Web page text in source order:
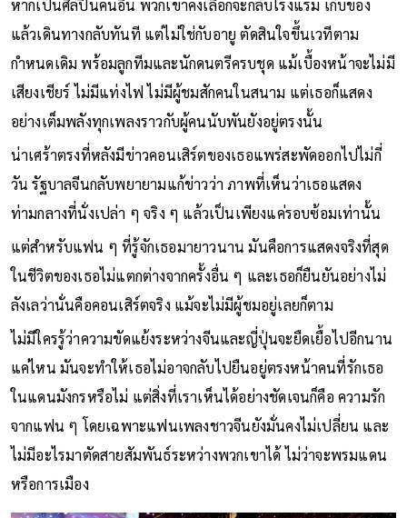
ปัญหาทางการเมือง และต้องคืนเงินให้กับแฟน ๆ ทุกคน
หากเป็นศิลปินคนอื่น พวกเขาคงเลือกจะกลับโรงแรม เก็บของ
แล้วเดินทางกลับทันที แต่ไม่ใช่กับอายู ตัดสินใจขึ้นเวทีตาม
กำหนดเดิม พร้อมลูกทีมและนักดนตรีครบชุด แม้เบื้องหน้าจะไม่มี
เสียงเชียร์ ไม่มีแท่งไฟ ไม่มีผู้ชมสักคนในสนาม แต่เธอก็แสดง
อย่างเต็มพลังทุกเพลงราวกับผู้คนนับพันยังอยู่ตรงนั้น
น่าเศร้าตรงที่หลังมีข่าวคอนเสิร์ตของเธอแพร่สะพัดออกไปไม่กี่
วัน รัฐบาลจีนกลับพยายามแก้ข่าวว่า ภาพที่เห็นว่าเธอแสดง
ท่ามกลางที่นั่งเปล่า ๆ จริง ๆ แล้วเป็นเพียงแค่รอบซ้อมเท่านั้น
แต่สำหรับแฟน ๆ ที่รู้จักเธอมายาวนาน มันคือการแสดงจริงที่สุด
ในชีวิตของเธอไม่แตกต่างจากครั้งอื่น ๆ และเธอก็ยืนยันอย่างไม่
ลังเลว่านั่นคือคอนเสิร์ตจริง แม้จะไม่มีผู้ชมอยู่เลยก็ตาม
ไม่มีใครรู้ว่าความขัดแย้งระหว่างจีนและญี่ปุ่นจะยืดเยื้อไปอีกนาน
แค่ไหน มันจะทำให้เธอไม่อาจกลับไปยืนอยู่ตรงหน้าคนที่รักเธอ
ในแดนมังกรหรือไม่ แต่สิ่งที่เราเห็นได้อย่างชัดเจนก็คือ ความรัก
จากแฟน ๆ โดยเฉพาะแฟนเพลงชาวจีนยังมั่นคงไม่เปลี่ยน และ